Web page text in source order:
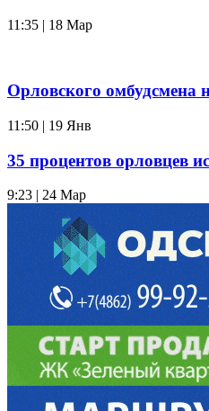
11:35 | 18 Мар
Орловского омбудсмена
11:50 | 19 Янв
35 процентов орловцев
9:23 | 24 Мар